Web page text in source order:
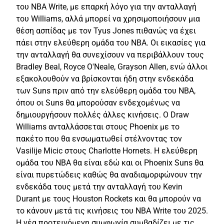
του NBA Write, με επαρκή λόγο για την ανταλλαγή
του Williams, αλλά μπορεί να χρησιμοποιήσουν μια
θέση ασπίδας με τον Tyus Jones πιθανώς να έχει
πάει στην ελεύθερη ομάδα του NBA. Οι εικασίες για
την ανταλλαγή θα συνεχίσουν να περιβάλλουν τους
Bradley Beal, Royce O'Neale, Grayson Allen, ενώ άλλοι
εξακολουθούν να βρίσκονται ήδη στην ενδεκάδα
των Suns πριν από την ελεύθερη ομάδα του NBA,
όπου οι Suns θα μπορούσαν ενδεχομένως να
δημιουργήσουν πολλές άλλες κινήσεις. Ο Draw
Williams ανταλλάσσεται στους Phoenix με το
πακέτο που θα ενσωματωθεί στέλνοντας τον
Vasilije Micic στους Charlotte Hornets. Η ελεύθερη
ομάδα του NBA θα είναι εδώ και οι Phoenix Suns θα
είναι πυρετώδεις καθώς θα αναδιαμορφώνουν την
ενδεκάδα τους μετά την ανταλλαγή του Kevin
Durant με τους Houston Rockets και θα μπορούν να
το κάνουν μετά τις κινήσεις του NBA Write του 2025.